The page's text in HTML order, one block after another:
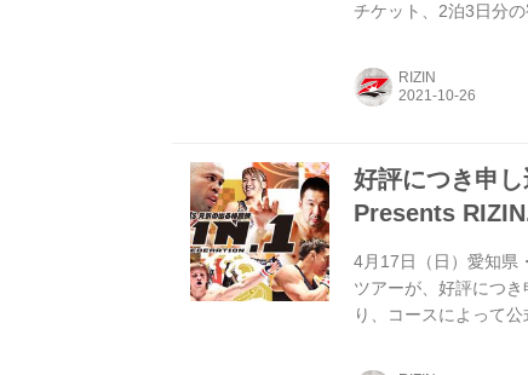
チケット、2泊3日分
いツアーに申し込み
場！10/31（日）まで
RIZIN
好評につき申
Presents
4月17日（日）愛知県
ツアーが、好評につき
り、コースによって
前にいち早くリング